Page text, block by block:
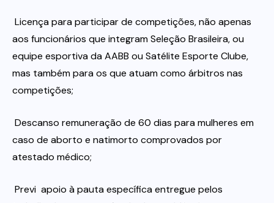
 Licença para participar de competições, não apenas
aos funcionários que integram Seleção Brasileira, ou
equipe esportiva da AABB ou Satélite Esporte Clube,
mas também para os que atuam como árbitros nas
competições;
 Descanso remuneração de 60 dias para mulheres em
caso de aborto e natimorto comprovados por
atestado médico;
 Previ  apoio à pauta específica entregue pelos